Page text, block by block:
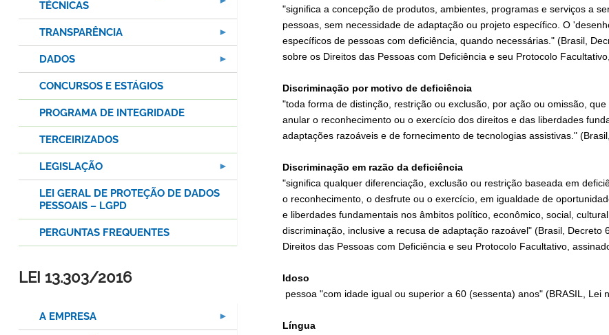
"significa a concepção de produtos, ambientes, programas e serviços a
pessoas, sem necessidade de adaptação ou projeto específico. O
específicos de pessoas com deficiência, quando necessárias." (Brasil,
sobre os Direitos das Pessoas com Deficiência e seu Protocolo
Discriminação por motivo de deficiência
"toda forma de distinção, restrição ou exclusão, por ação ou omissão,
anular o reconhecimento ou o exercício dos direitos e das liberdades
adaptações razoáveis e de fornecimento de tecnologias assistivas."
Discriminação em razão da deficiência
"significa qualquer diferenciação, exclusão ou restrição baseada em
o reconhecimento, o desfrute ou o exercício, em igualdade de
e liberdades fundamentais nos âmbitos político, econômico, social,
discriminação, inclusive a recusa de adaptação razoável" (Brasil,
Direitos das Pessoas com Deficiência e seu Protocolo Facultativo,
Idoso
pessoa "com idade igual ou superior a 60 (sessenta) anos" (BRASIL, Lei
Língua
TÉCNICAS
TRANSPARÊNCIA
DADOS
CONCURSOS E ESTÁGIOS
PROGRAMA DE INTEGRIDADE
TERCEIRIZADOS
LEGISLAÇÃO
LEI GERAL DE PROTEÇÃO DE DADOS
PESSOAIS – LGPD
PERGUNTAS FREQUENTES
LEI 13.303/2016
A EMPRESA